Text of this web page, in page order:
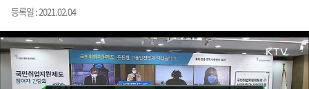
등록일 : 2021.02.04